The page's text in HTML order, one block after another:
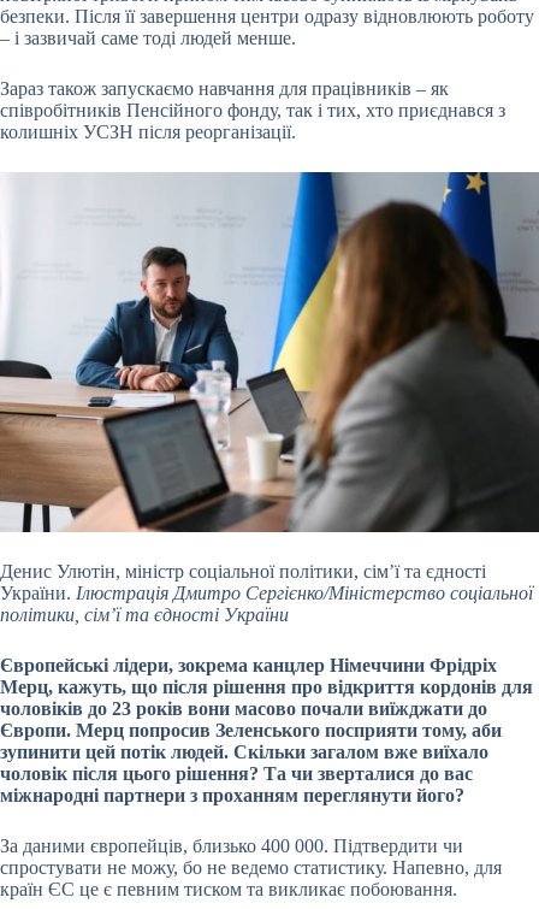
безпеки. Після її завершення центри одразу відновлюють роботу
– і зазвичай саме тоді людей менше.
Зараз також запускаємо навчання для працівників – як
співробітників Пенсійного фонду, так і тих, хто приєднався з
колишніх УСЗН після реорганізації.
Денис Улютін, міністр соціальної політики, сім’ї та єдності
України. Ілюстрація Дмитро Сергієнко/Міністерство соціальної
політики, сім’ї та єдності України
Європейські лідери, зокрема канцлер Німеччини Фрідріх
Мерц, кажуть, що після рішення про відкриття кордонів для
чоловіків до 23 років вони масово почали виїжджати до
Європи. Мерц попросив Зеленського посприяти тому, аби
зупинити цей потік людей. Скільки загалом вже виїхало
чоловік після цього рішення? Та чи зверталися до вас
міжнародні партнери з проханням переглянути його?
За даними європейців, близько 400 000. Підтвердити чи
спростувати не можу, бо не ведемо статистику. Напевно, для
країн ЄС це є певним тиском та викликає побоювання.